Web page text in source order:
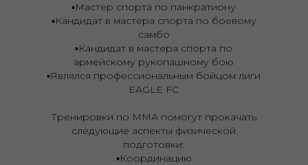
▪️Мастер спорта по панкратиону
▪️Кандидат в мастера спорта по боевому
самбо
▪️Кандидат в мастера спорта по
армейскому рукопашному бою
▪️Являлся профессиональным бойцом лиги
EAGLE FC
Тренировки по ММА помогут прокачать
следующие аспекты физической
подготовки:
▪️Координацию